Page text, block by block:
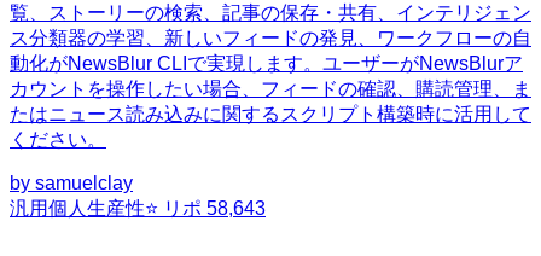
覧、ストーリーの検索、記事の保存・共有、インテリジェン
ス分類器の学習、新しいフィードの発見、ワークフローの自
動化がNewsBlur CLIで実現します。ユーザーがNewsBlurア
カウントを操作したい場合、フィードの確認、購読管理、ま
たはニュース読み込みに関するスクリプト構築時に活用して
ください。
by samuelclay
汎用個人生産性⭐ リポ 58,643